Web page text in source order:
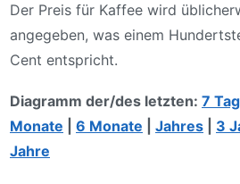
Der Preis für Kaffee wird
angegeben, was einem
Cent entspricht.
Diagramm der/des letzten: 7
Monate
6 Monate Jahres 3
Jahre